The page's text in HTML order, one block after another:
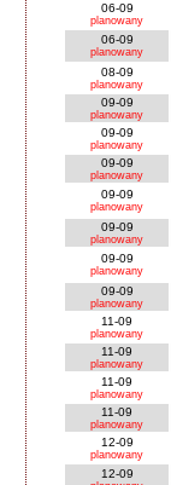
06-09
planowany
06-09
planowany
08-09
planowany
09-09
planowany
09-09
planowany
09-09
planowany
09-09
planowany
09-09
planowany
09-09
planowany
09-09
planowany
11-09
planowany
11-09
planowany
11-09
planowany
11-09
planowany
12-09
planowany
12-09